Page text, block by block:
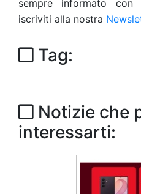
sempre informato
iscriviti alla nostra
Tag:
Notizie che
interessarti: